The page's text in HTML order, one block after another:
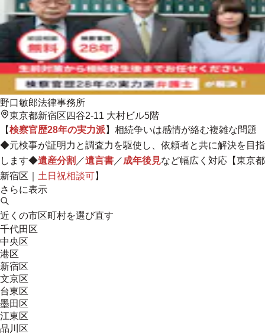
野口敏郎法律事務所
東京都新宿区四谷2-11 大村ビル5階
【検察官歴28年の実力派】相続争いは感情が絡む複雑な問題
◆元検事が証明力と調査力を駆使し、依頼者と共に解決を目指
します◆遺産分割 ／遺言書 ／成年後見など幅広く対応【東京都
新宿区｜ 土日祝相談可】
さらに表示
近くの市区町村を選び直す
千代田区
中央区
港区
新宿区
文京区
台東区
墨田区
江東区
品川区